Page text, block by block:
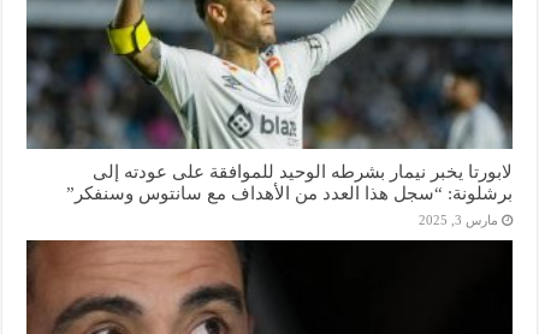
لابورتا يخبر نيمار بشرطه الوحيد للموافقة على عودته إلى
برشلونة: “سجل هذا العدد من الأهداف مع سانتوس وسنفكر”
مارس 3, 2025